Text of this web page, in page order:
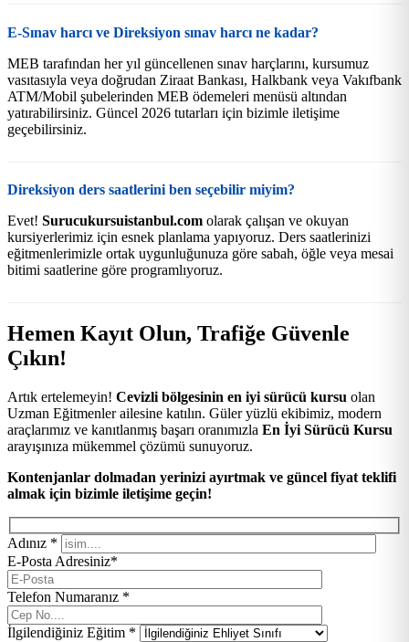
E-Sınav harcı ve Direksiyon sınav harcı ne kadar?
MEB tarafından her yıl güncellenen sınav harçlarını, kursumuz
vasıtasıyla veya doğrudan Ziraat Bankası, Halkbank veya Vakıfbank
ATM/Mobil şubelerinden MEB ödemeleri menüsü altından
yatırabilirsiniz. Güncel 2026 tutarları için bizimle iletişime
geçebilirsiniz.
Direksiyon ders saatlerini ben seçebilir miyim?
Evet! Surucukursuistanbul.com olarak çalışan ve okuyan
kursiyerlerimiz için esnek planlama yapıyoruz. Ders saatlerinizi
eğitmenlerimizle ortak uygunluğunuza göre sabah, öğle veya mesai
bitimi saatlerine göre programlıyoruz.
Hemen Kayıt Olun, Trafiğe Güvenle
Çıkın!
Artık ertelemeyin! Cevizli bölgesinin en iyi sürücü kursu olan
Uzman Eğitmenler ailesine katılın. Güler yüzlü ekibimiz, modern
araçlarımız ve kanıtlanmış başarı oranımızla En İyi Sürücü Kursu
arayışınıza mükemmel çözümü sunuyoruz.
Kontenjanlar dolmadan yerinizi ayırtmak ve güncel fiyat teklifi
almak için bizimle iletişime geçin!
Adınız *
E-Posta Adresiniz*
Telefon Numaranız *
İlgilendiğiniz Eğitim *